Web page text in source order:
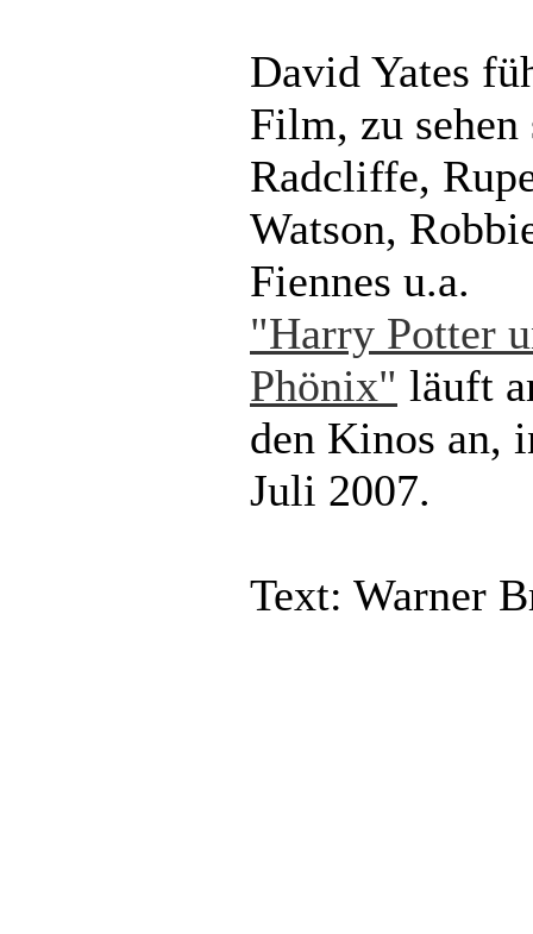
David Yates
Film, zu
Radcliffe,
Watson,
Fiennes u.a.
"Harry Potter
Phönix" läuft
den Kinos an,
Juli 2007.
Text: Warner